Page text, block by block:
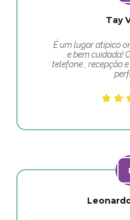
Tay
É um lugar atípico
e bem cuidada!
telefone , recepção